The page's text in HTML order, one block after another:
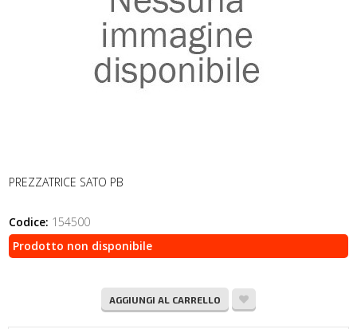
PREZZATRICE SATO PB
Codice: 154500
Prodotto non disponibile
AGGIUNGI AL CARRELLO